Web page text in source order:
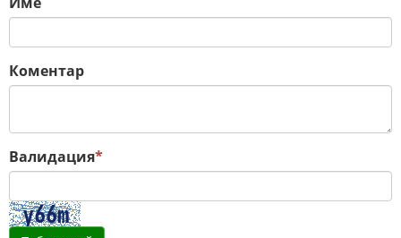
Коментар
Валидация*